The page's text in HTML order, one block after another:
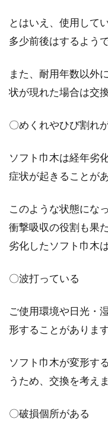
とはいえ、使用して
多少前後はするようで
また、耐用年数以外
状が現れた場合は交
〇めくれやひび割れ
ソフト巾木は経年劣
症状が起きることが
このような状態にな
衝撃吸収の役割も果
劣化したソフト巾木
〇波打っている
ご使用環境や日光・
形することがあります
ソフト巾木が変形す
うため、交換を考え
〇破損個所がある